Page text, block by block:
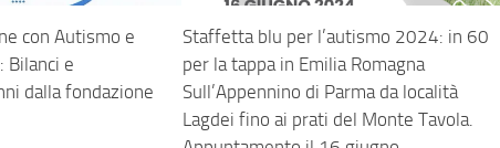
con Autismo e
Bilanci e
dalla fondazione
Staffetta blu per l’autismo 2024: in 60
per la tappa in Emilia Romagna
Sull’Appennino di Parma da località
Lagdei fino ai prati del Monte Tavola.